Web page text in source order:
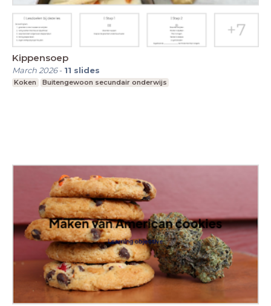
Kippensoep
March 2026- 11 slides
Koken Buitengewoon secundair onderwijs